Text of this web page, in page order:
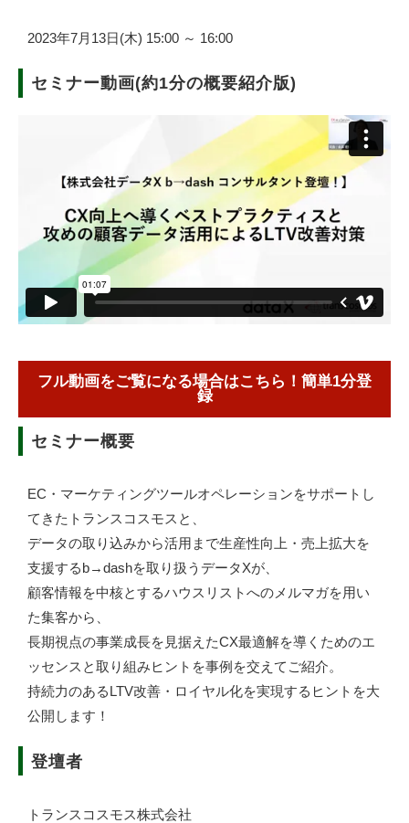
2023年7月13日(木) 15:00 ～ 16:00
セミナー動画(約1分の概要紹介版)
フル動画をご覧になる場合はこちら！簡単1分登
録
セミナー概要
EC・マーケティングツールオペレーションをサポートし
てきたトランスコスモスと、
データの取り込みから活用まで生産性向上・売上拡大を
支援するb→dashを取り扱うデータXが、
顧客情報を中核とするハウスリストへのメルマガを用い
た集客から、
長期視点の事業成長を見据えたCX最適解を導くためのエ
ッセンスと取り組みヒントを事例を交えてご紹介。
持続力のあるLTV改善・ロイヤル化を実現するヒントを大
公開します！
登壇者
トランスコスモス株式会社